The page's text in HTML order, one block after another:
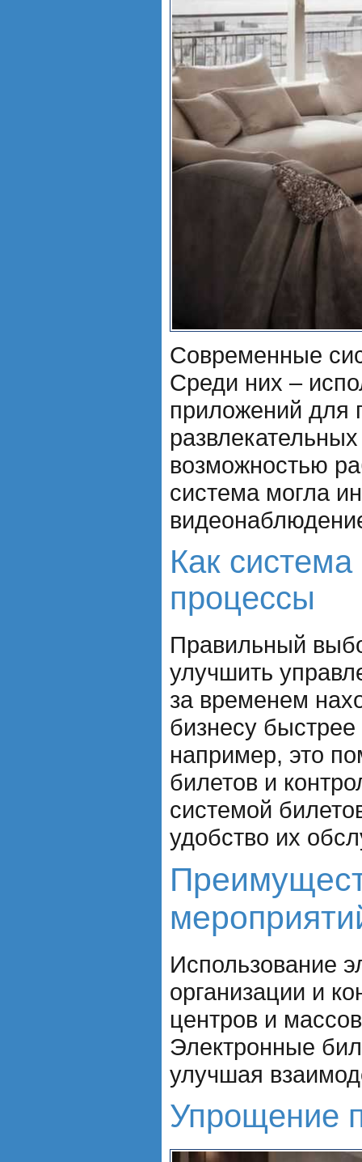
Современные
Среди них –
приложений для
возможностью
система могла
Как
процессы
Правильный
улучшить
за временем
бизнесу
например, это
билетов и
системой
удобство их
Использование
организации и
центров и
Электронные
улучшая
Упрощение